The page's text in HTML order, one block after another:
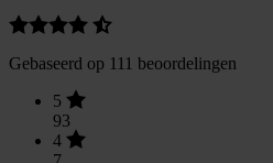
Gebaseerd op 111 beoordelingen
5
93
4